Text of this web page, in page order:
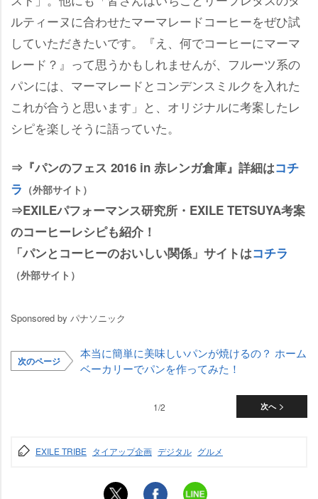
ルティーヌに合わせたマーマレードコーヒーをぜひ試
していただきたいです。『え、何でコーヒーにマーマ
レード？』って思うかもしれませんが、フルーツ系の
パンには、マーマレードとコンデンスミルクを入れた
これが合うと思います」と、オリジナルに考案したレ
シピを楽しそうに語っていた。
⇒『パンのフェス 2016 in 赤レンガ倉庫』詳細はコチ
ラ （外部サイト）
⇒EXILEパフォーマンス研究所・EXILE TETSUYA考案
のコーヒーレシピも紹介！
「パンとコーヒーのおいしい関係」サイトはコチラ
（外部サイト）
Sponsored by パナソニック
次のページ
本当に簡単に美味しいパンが焼けるの？ ホーム
ベーカリーでパンを作ってみた！
次へ
1/2
EXILE TRIBE タイアップ企画 デジタル グルメ